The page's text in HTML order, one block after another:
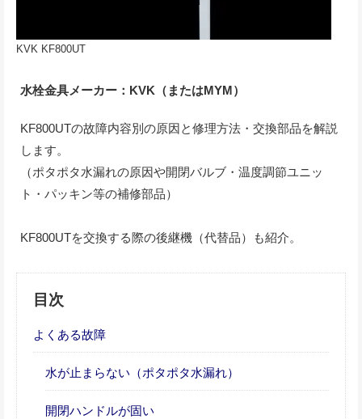
KVK KF800UT
水栓金具メーカー：KVK（またはMYM）
KF800UTの故障内容別の原因と修理方法・交換部品を解説
します。
（ポタポタ水漏れの原因や開閉バルブ・温度調節ユニッ
ト・パッキン等の補修部品）
KF800UTを交換する際の後継機（代替品）も紹介。
目次
よくある故障
水が止まらない（ポタポタ水漏れ）
開閉ハンドルが固い